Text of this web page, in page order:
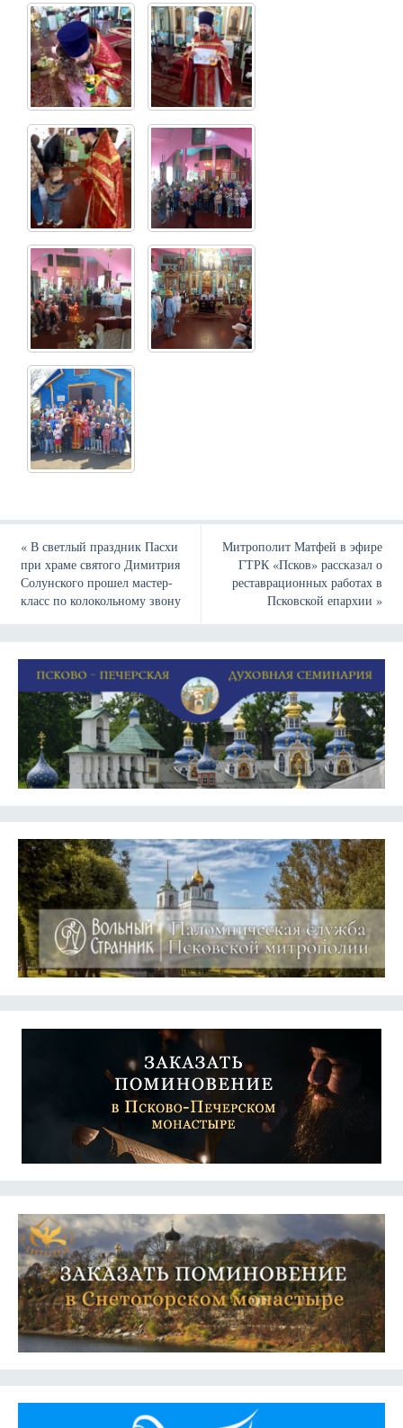
«В светлый праздник Пасхи
при храме святого Димитрия
Солунского прошел мастер-
класс по колокольному звону
Митрополит Матфей в эфире
ГТРК «Псков» рассказал о
реставрационных работах в
Псковской епархии»